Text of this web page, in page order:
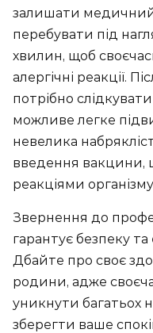
залишати
перебувати під
хвилин, щоб
алергічні реакції.
потрібно
можливе легке
невелика
введення вакцини,
реакціями
Звернення до
гарантує безпеку
Дбайте про своє
родини, адже
уникнути багатьох
зберегти ваше